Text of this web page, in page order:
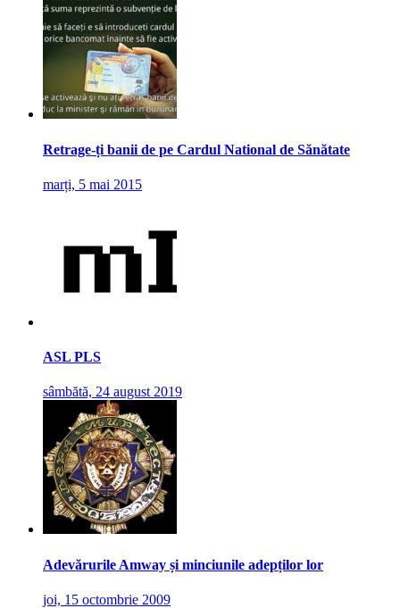
Retrage-ți banii de pe Cardul National de Sănătate
marți, 5 mai 2015
ASL PLS
sâmbătă, 24 august 2019
Adevărurile Amway și minciunile adepților lor
joi, 15 octombrie 2009